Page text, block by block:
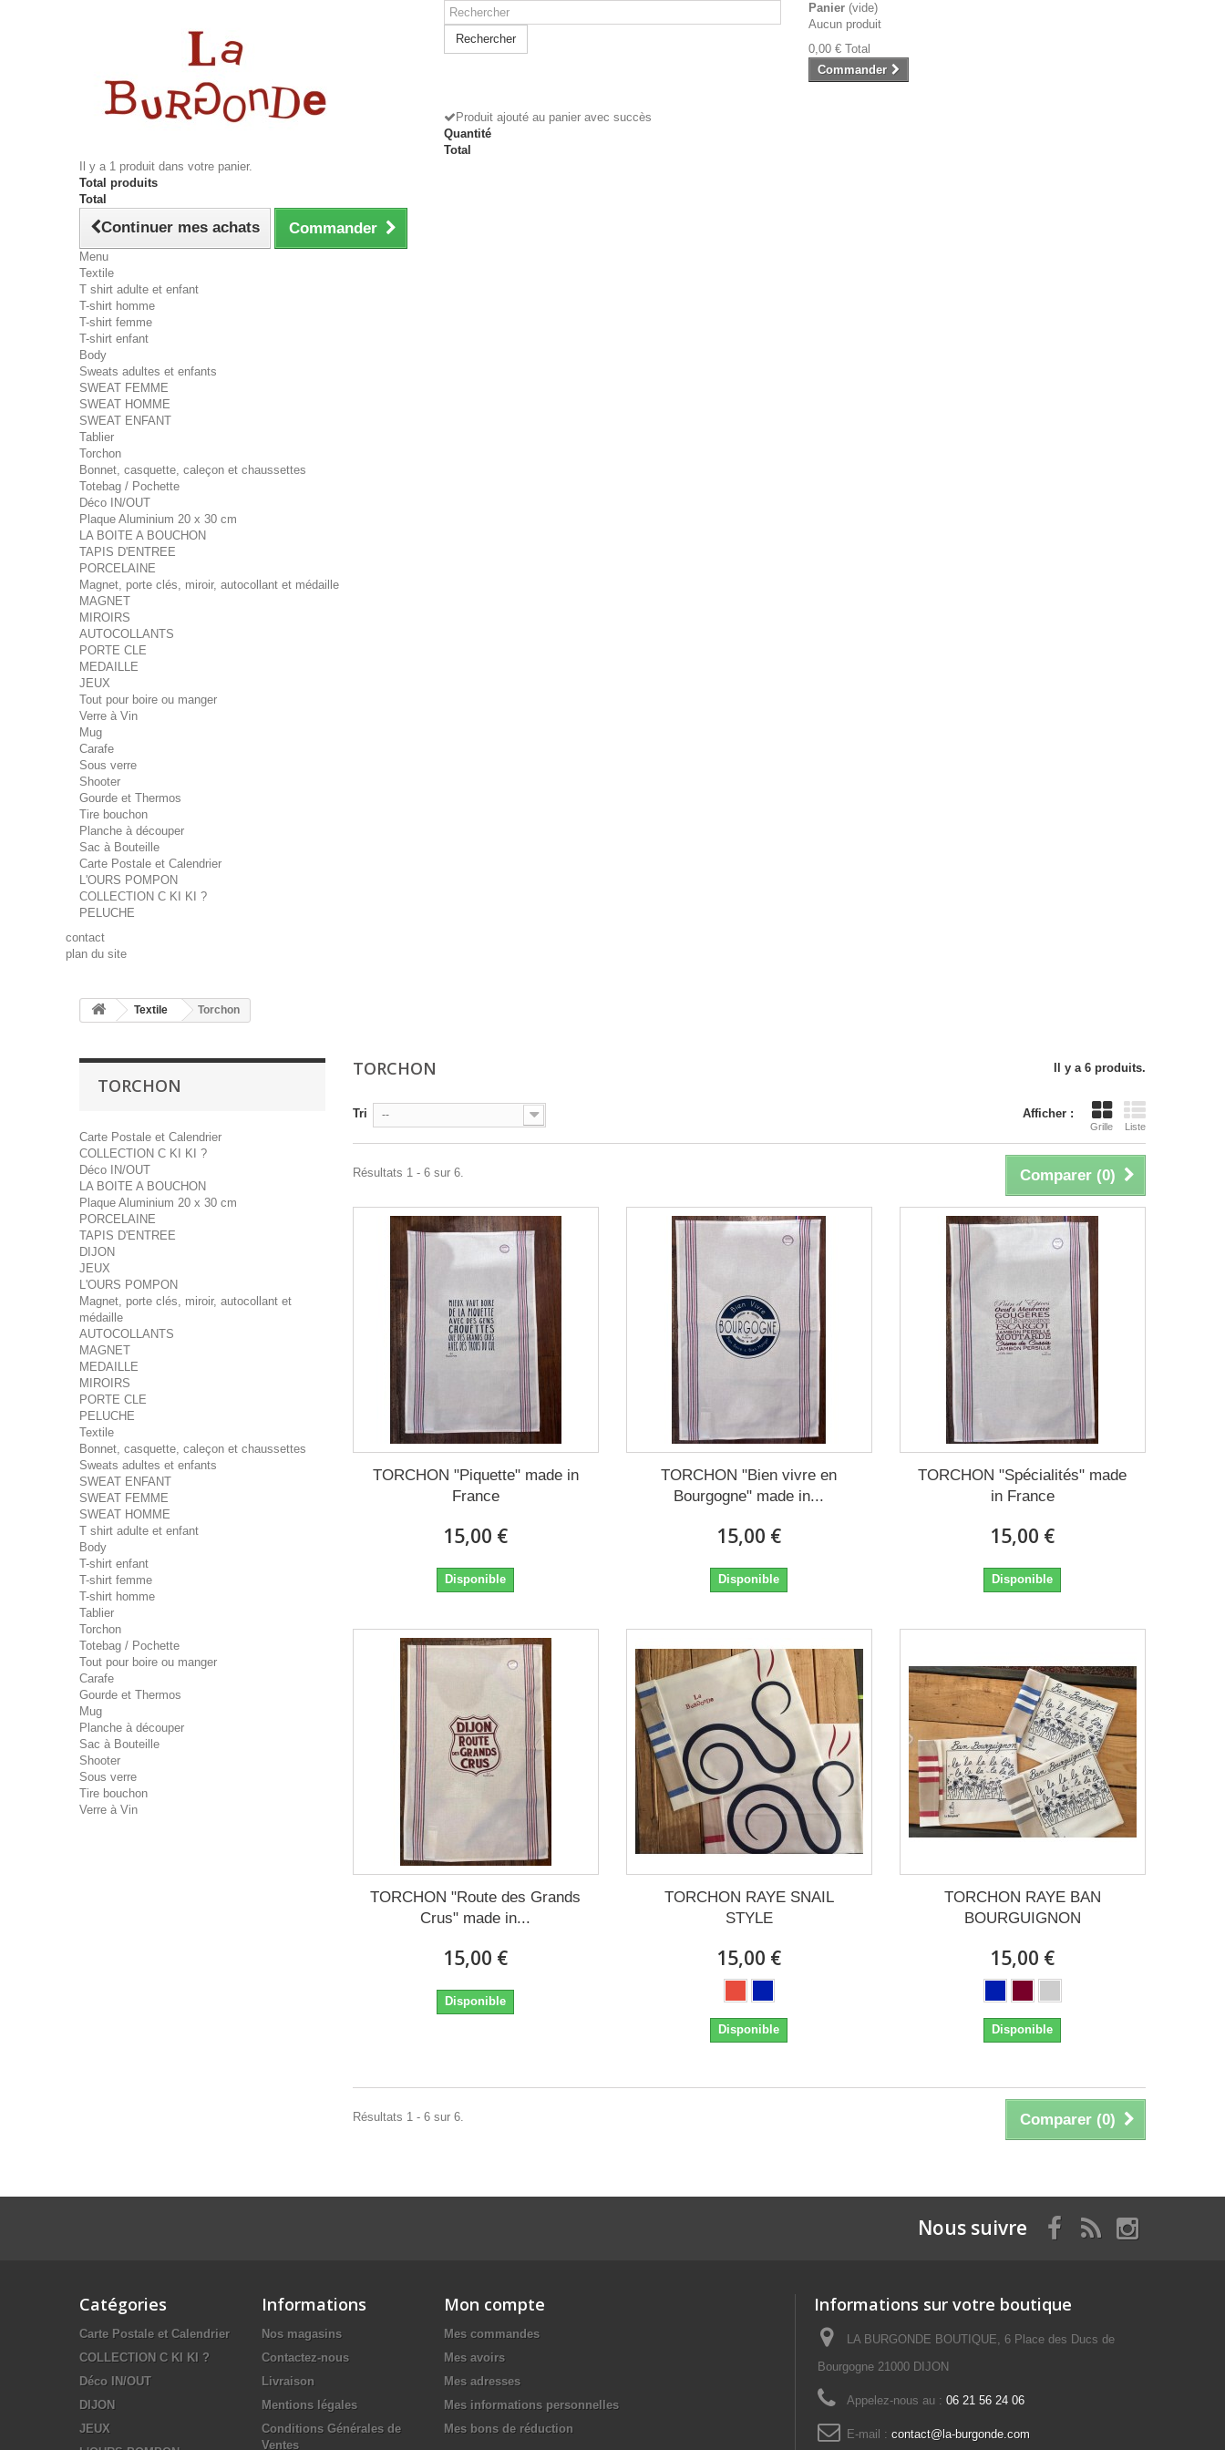
Rechercher
Panier (vide)
Aucun produit
0,00 € Total
Commander
Produit ajouté au panier avec succès
Quantité
Total
Il y a 1 produit dans votre panier.
Total produits
Total
Continuer mes achats Commander
Menu
Textile
T shirt adulte et enfant
T-shirt homme
T-shirt femme
T-shirt enfant
Body
Sweats adultes et enfants
SWEAT FEMME
SWEAT HOMME
SWEAT ENFANT
Tablier
Torchon
Bonnet, casquette, caleçon et chaussettes
Totebag / Pochette
Déco IN/OUT
Plaque Aluminium 20 x 30 cm
LA BOITE A BOUCHON
TAPIS D'ENTREE
PORCELAINE
Magnet, porte clés, miroir, autocollant et médaille
MAGNET
MIROIRS
AUTOCOLLANTS
PORTE CLE
MEDAILLE
JEUX
Tout pour boire ou manger
Verre à Vin
Mug
Carafe
Sous verre
Shooter
Gourde et Thermos
Tire bouchon
Planche à découper
Sac à Bouteille
Carte Postale et Calendrier
L'OURS POMPON
COLLECTION C KI KI ?
PELUCHE
contact
plan du site
Textile Torchon
TORCHON
Carte Postale et Calendrier
COLLECTION C KI KI ?
Déco IN/OUT
LA BOITE A BOUCHON
Plaque Aluminium 20 x 30 cm
PORCELAINE
TAPIS D'ENTREE
DIJON
JEUX
L'OURS POMPON
Magnet, porte clés, miroir, autocollant et
médaille
AUTOCOLLANTS
MAGNET
MEDAILLE
MIROIRS
PORTE CLE
PELUCHE
Textile
Bonnet, casquette, caleçon et chaussettes
Sweats adultes et enfants
SWEAT ENFANT
SWEAT FEMME
SWEAT HOMME
T shirt adulte et enfant
Body
T-shirt enfant
T-shirt femme
T-shirt homme
Tablier
Torchon
Totebag / Pochette
Tout pour boire ou manger
Carafe
Gourde et Thermos
Mug
Planche à découper
Sac à Bouteille
Shooter
Sous verre
Tire bouchon
Verre à Vin
TORCHON Il y a 6 produits.
Afficher :
Grille Liste
Tri --
Comparer (0)
Résultats 1 - 6 sur 6.
TORCHON "Piquette" made in
France
15,00 €
Disponible
TORCHON "Bien vivre en
Bourgogne" made in...
15,00 €
Disponible
TORCHON "Spécialités" made
in France
15,00 €
Disponible
TORCHON "Route des Grands
Crus" made in...
15,00 €
Disponible
TORCHON RAYE SNAIL
STYLE
15,00 €
Disponible
TORCHON RAYE BAN
BOURGUIGNON
15,00 €
Disponible
Comparer (0)
Résultats 1 - 6 sur 6.
Nous suivre
Catégories
Carte Postale et Calendrier
COLLECTION C KI KI ?
Déco IN/OUT
DIJON
JEUX
Informations
Nos magasins
Contactez-nous
Livraison
Mentions légales
Conditions Générales de
Ventes
Mon compte
Mes commandes
Mes avoirs
Mes adresses
Mes informations personnelles
Mes bons de réduction
Informations sur votre boutique
LA BURGONDE BOUTIQUE, 6 Place des Ducs de
Bourgogne 21000 DIJON
Appelez-nous au : 06 21 56 24 06
E-mail : contact@la-burgonde.com